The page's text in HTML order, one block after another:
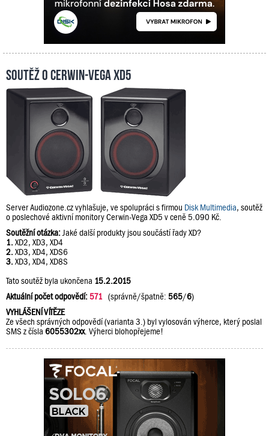
Soutěž o Cerwin-Vega XD5
Server Audiozone.cz vyhlašuje, ve spolupráci s firmou Disk Multimedia, soutěž
o poslechové aktivní monitory Cerwin-Vega XD5 v ceně 5.090 Kč.
Soutěžní otázka: Jaké další produkty jsou součástí řady XD?
1. XD2, XD3, XD4
2. XD3, XD4, XDS6
3. XD3, XD4, XD8S
Tato soutěž byla ukončena 15.2.2015
Aktuální počet odpovědí:571 (správně/špatně: 565/6)
VYHLÁŠENÍ VÍTĚZE
Ze všech správných odpovědí (varianta 3.) byl vylosován výherce, který poslal
SMS z čísla 6055302xx. Výherci blohopřejeme!